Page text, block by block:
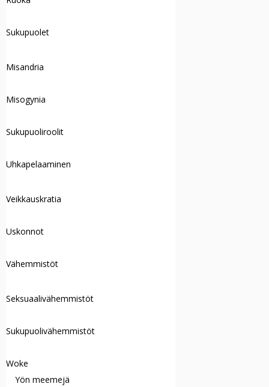
Sukupuolet
Misandria
Misogynia
Sukupuoliroolit
Uhkapelaaminen
Veikkauskratia
Uskonnot
Vähemmistöt
Seksuaalivähemmistöt
Sukupuolivähemmistöt
Woke
Yön meemejä